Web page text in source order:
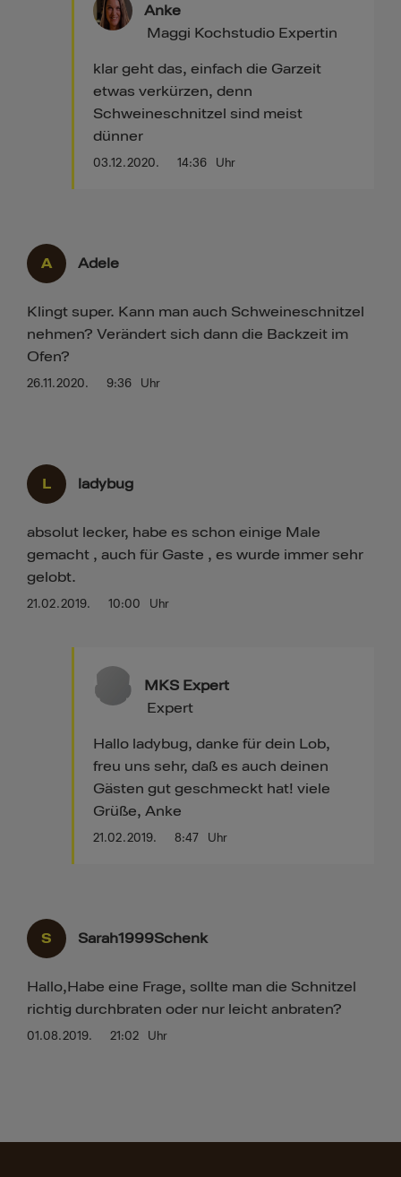
Anke
03.12.2020. 14:36 Uhr
Maggi Kochstudio Expertin
klar geht das, einfach die Garzeit
etwas verkürzen, denn
Schweineschnitzel sind meist
dünner
A Adele
26.11.2020. 9:36 Uhr
Klingt super. Kann man auch Schweineschnitzel
nehmen? Verändert sich dann die Backzeit im
Ofen?
L ladybug
21.02.2019. 10:00 Uhr
absolut lecker, habe es schon einige Male
gemacht , auch für Gaste , es wurde immer sehr
gelobt.
MKS Expert
21.02.2019. 8:47 Uhr
Expert
Hallo ladybug, danke für dein Lob,
freu uns sehr, daß es auch deinen
Gästen gut geschmeckt hat! viele
Grüße, Anke
S Sarah1999Schenk
01.08.2019. 21:02 Uhr
Hallo,Habe eine Frage, sollte man die Schnitzel
richtig durchbraten oder nur leicht anbraten?